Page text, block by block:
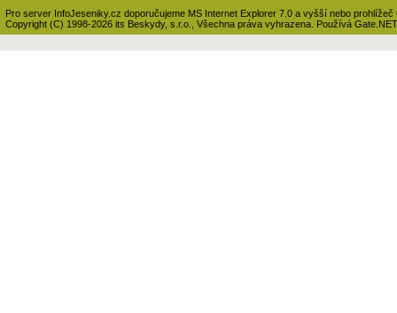
Pro server InfoJeseniky.cz doporučujeme MS Internet Explorer 7.0 a vyšší nebo prohlížeč
Copyright (C) 1998-2026 its Beskydy, s.r.o., Všechna práva vyhrazena. Používá